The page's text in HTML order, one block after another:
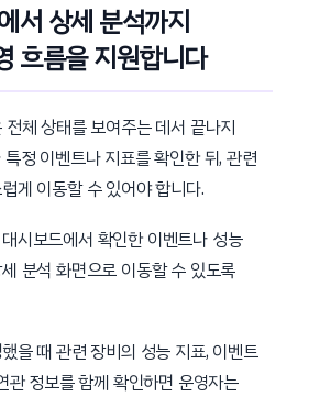
서 상세 분석까지
흐름을 지원합니다
체 상태를 보여주는 데서 끝나지
정 이벤트나 지표를 확인한 뒤, 관련
게 이동할 수 있어야 합니다.
시보드에서 확인한 이벤트나 성능
분석 화면으로 이동할 수 있도록
을 때 관련 장비의 성능 지표, 이벤트
관 정보를 함께 확인하면 운영자는